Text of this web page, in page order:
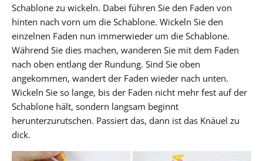
Schablone zu wickeln. Dabei führen Sie den Faden von
hinten nach vorn um die Schablone. Wickeln Sie den
einzelnen Faden nun immerwieder um die Schablone.
Während Sie dies machen, wanderen Sie mit dem Faden
nach oben entlang der Rundung. Sind Sie oben
angekommen, wandert der Faden wieder nach unten.
Wickeln Sie so lange, bis der Faden nicht mehr fest auf der
Schablone hält, sondern langsam beginnt
herunterzurutschen. Passiert das, dann ist das Knäuel zu
dick.